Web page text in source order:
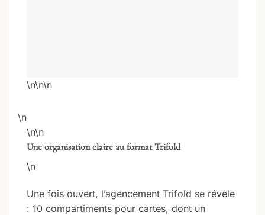
\n\n\n
\n
\n\n
Une organisation claire au format Trifold
\n
Une fois ouvert, l’agencement Trifold se révèle
: 10 compartiments pour cartes, dont un